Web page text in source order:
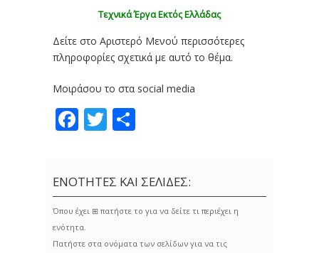
Τεχνικά Έργα Εκτός Ελλάδας
Δείτε στο Αριστερό Μενού περισσότερες
πληροφορίες σχετικά με αυτό το θέμα.
Μοιράσου το στα social media
Facebook
Twitter
ΕΝΟΤΗΤΕΣ ΚΑΙ ΣΕΛΙΔΕΣ:
Όπου έχει ⊞ πατήστε το για να δείτε τι περιέχει η
ενότητα.
Πατήστε στα ονόματα των σελίδων για να τις